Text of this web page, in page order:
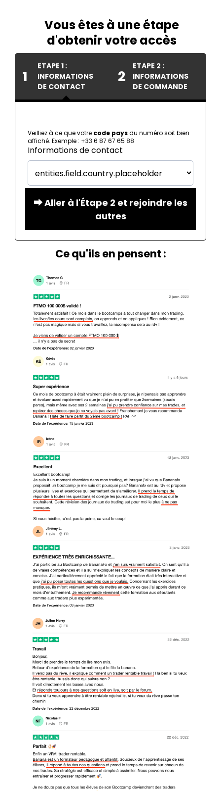
Vous êtes à une étape
d'obtenir votre accès
1
ETAPE 1 :
INFORMATIONS
DE CONTACT
2
ETAPE 2 :
INFORMATIONS
DE COMMANDE
Veilliez à ce que votre code paysdu numéro soit bien
affiché. Exemple : +33 6 87 67 65 88
Informations de contact
⮕ Aller à l'Étape 2 et rejoindre les
autres
Ce qu'ils en pensent :